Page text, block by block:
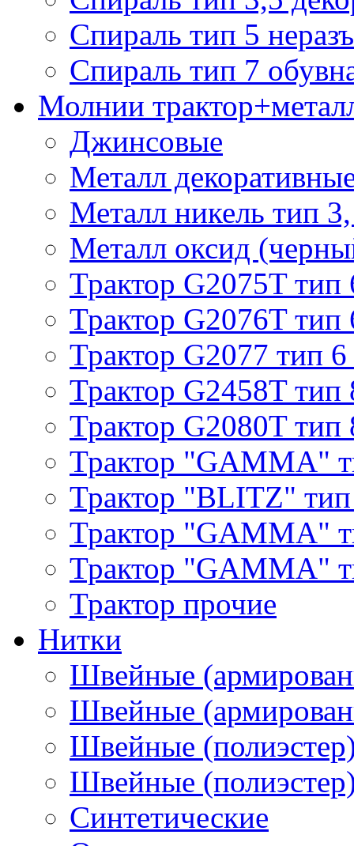
Спираль тип 5
Спираль тип 7
Молнии
Джинсовые
Металл
Металл никель тип
Металл оксид
Трактор G2075T тип
Трактор G2076T тип
Трактор G2077 тип 6
Трактор G2458T тип
Трактор G2080T тип
Трактор "GAMMA"
Трактор "BLITZ"
Трактор "GAMMA"
Трактор "GAMMA"
Трактор прочие
Нитки
Швейные
Швейные
Швейные
Швейные
Синтетические